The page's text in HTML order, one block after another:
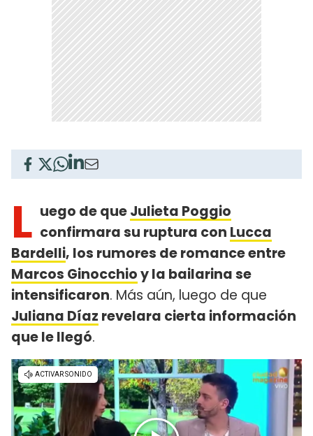
L uego de queJulieta Poggio
confirmara su ruptura con Lucca
Bardelli, los rumores de romance entre
Marcos Ginocchioy la bailarina se
intensificaron. Más aún, luego de que
Juliana Díaz revelara cierta información
que le llegó.